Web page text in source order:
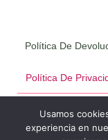
Política De
Política De
Usamos
experiencia en